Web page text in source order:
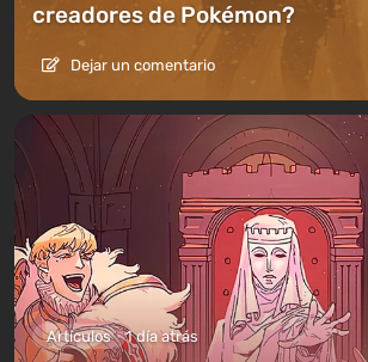
creadores de Pokémon?
Dejar un comentario
Artículos 1 día atrás